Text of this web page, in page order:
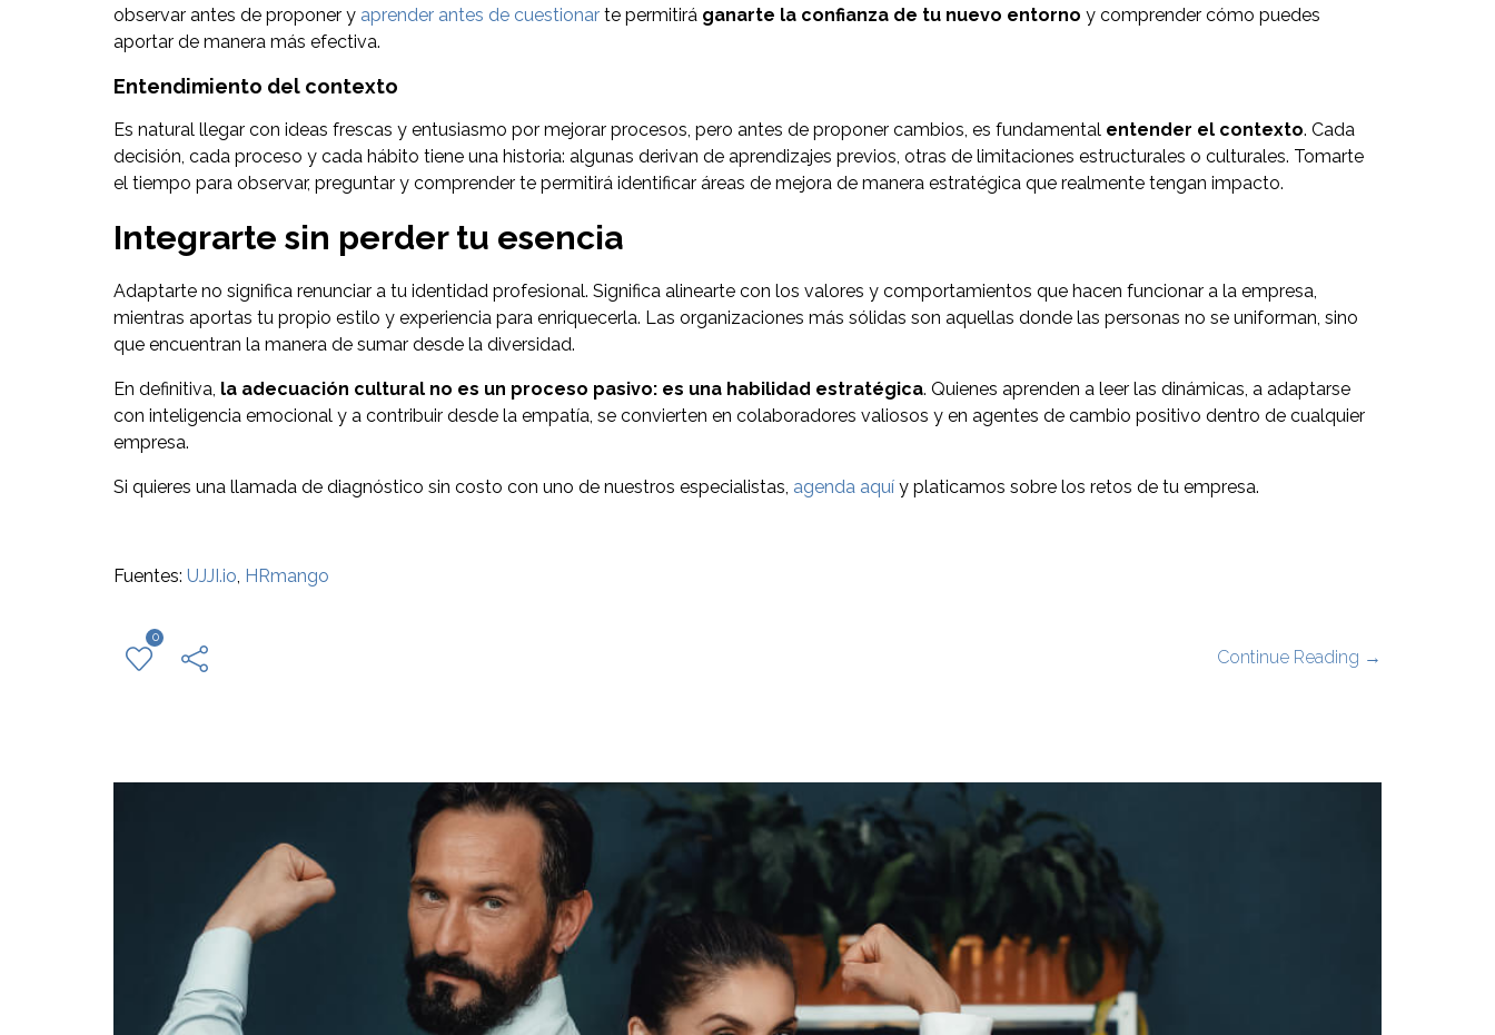
observar antes de proponer y aprender antes de cuestionar te permitirá ganarte la confianza de tu nuevo entorno y comprender cómo puedes
aportar de manera más efectiva.
Entendimiento del contexto
Es natural llegar con ideas frescas y entusiasmo por mejorar procesos, pero antes de proponer cambios, es fundamental entender el contexto. Cada
decisión, cada proceso y cada hábito tiene una historia: algunas derivan de aprendizajes previos, otras de limitaciones estructurales o culturales. Tomarte
el tiempo para observar, preguntar y comprender te permitirá identificar áreas de mejora de manera estratégica que realmente tengan impacto.
Integrarte sin perder tu esencia
Adaptarte no significa renunciar a tu identidad profesional. Significa alinearte con los valores y comportamientos que hacen funcionar a la empresa,
mientras aportas tu propio estilo y experiencia para enriquecerla. Las organizaciones más sólidas son aquellas donde las personas no se uniforman, sino
que encuentran la manera de sumar desde la diversidad.
En definitiva, la adecuación cultural no es un proceso pasivo: es una habilidad estratégica. Quienes aprenden a leer las dinámicas, a adaptarse
con inteligencia emocional y a contribuir desde la empatía, se convierten en colaboradores valiosos y en agentes de cambio positivo dentro de cualquier
empresa.
Si quieres una llamada de diagnóstico sin costo con uno de nuestros especialistas, agenda aquí y platicamos sobre los retos de tu empresa.
Fuentes: UJJI.io, HRmango
0
Continue Reading →